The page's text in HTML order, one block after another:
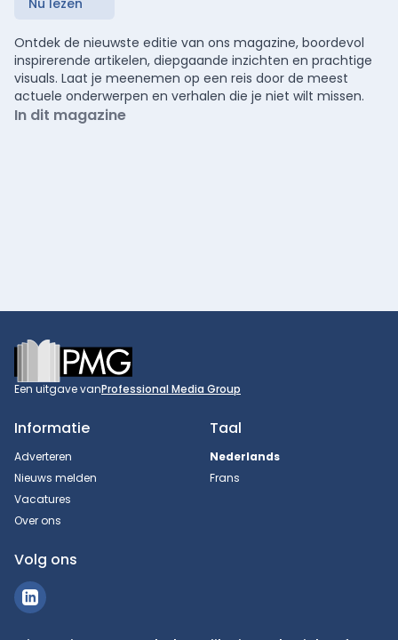
Ontdek de nieuwste editie van ons magazine, boordevol
inspirerende artikelen, diepgaande inzichten en prachtige
visuals. Laat je meenemen op een reis door de meest
actuele onderwerpen en verhalen die je niet wilt missen.
In dit magazine
Footer
Een uitgave vanProfessional Media Group
Informatie
Adverteren
Nieuws melden
Vacatures
Over ons
Taal
Nederlands
Frans
Volg ons